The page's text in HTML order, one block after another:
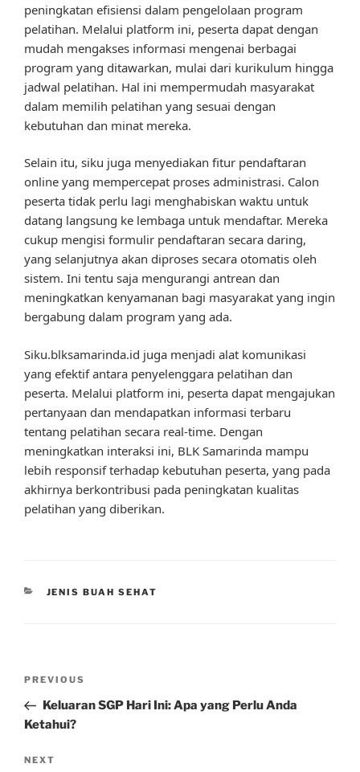
peningkatan efisiensi dalam pengelolaan program
pelatihan. Melalui platform ini, peserta dapat dengan
mudah mengakses informasi mengenai berbagai
program yang ditawarkan, mulai dari kurikulum hingga
jadwal pelatihan. Hal ini mempermudah masyarakat
dalam memilih pelatihan yang sesuai dengan
kebutuhan dan minat mereka.
Selain itu, siku juga menyediakan fitur pendaftaran
online yang mempercepat proses administrasi. Calon
peserta tidak perlu lagi menghabiskan waktu untuk
datang langsung ke lembaga untuk mendaftar. Mereka
cukup mengisi formulir pendaftaran secara daring,
yang selanjutnya akan diproses secara otomatis oleh
sistem. Ini tentu saja mengurangi antrean dan
meningkatkan kenyamanan bagi masyarakat yang ingin
bergabung dalam program yang ada.
Siku.blksamarinda.id juga menjadi alat komunikasi
yang efektif antara penyelenggara pelatihan dan
peserta. Melalui platform ini, peserta dapat mengajukan
pertanyaan dan mendapatkan informasi terbaru
tentang pelatihan secara real-time. Dengan
meningkatkan interaksi ini, BLK Samarinda mampu
lebih responsif terhadap kebutuhan peserta, yang pada
akhirnya berkontribusi pada peningkatan kualitas
pelatihan yang diberikan.
CATEGORIES
JENIS BUAH SEHAT
Previous
Post
PREVIOUS
Keluaran SGP Hari Ini: Apa yang Perlu Anda
Ketahui?
Next
NEXT